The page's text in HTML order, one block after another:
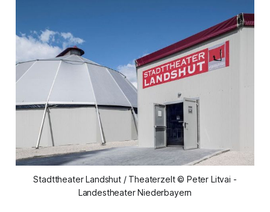
Stadttheater Landshut / Theaterzelt © Peter Litvai -
Landestheater Niederbayern